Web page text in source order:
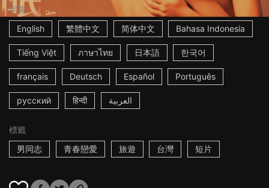
字幕
English
繁體中文 简体中文 Bahasa Indonesia
Tiếng Việt ภาษาไทย 日本語 한국어
français Deutsch Español Português
русский हिन्दी العربية
標籤
男同志
青春戀愛 旅遊 台灣 短片